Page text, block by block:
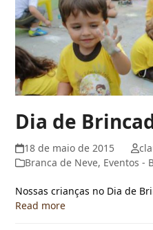
Dia de
18 de maio de 2015
Branca de Neve, Eventos -
Nossas crianças no Dia de
Read more